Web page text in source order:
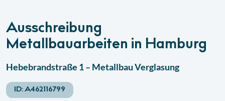
Ausschreibung
Metallbauarbeiten in Hamburg
Hebebrandstraße 1 – Metallbau Verglasung
ID:A462116799